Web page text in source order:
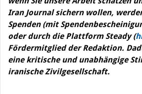
Iran Journal sichern wollen,
Spenden (mit
oder durch die Plattform Steady (
Fördermitglied der Redaktion.
eine kritische und unabhängige
iranische Zivilgesellschaft.